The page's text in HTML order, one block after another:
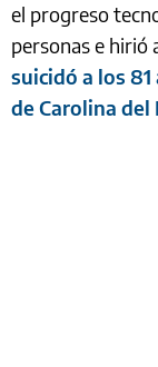
el progreso
personas e hirió
suicidó a los
de Carolina del